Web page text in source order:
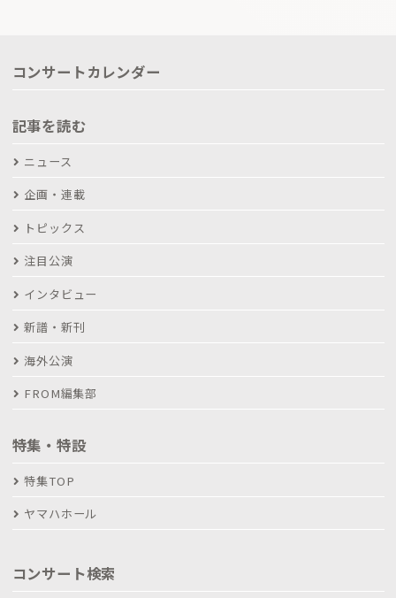
コンサートカレンダー
記事を読む
ニュース
企画・連載
トピックス
注目公演
インタビュー
新譜・新刊
海外公演
FROM編集部
特集・特設
特集TOP
ヤマハホール
コンサート検索